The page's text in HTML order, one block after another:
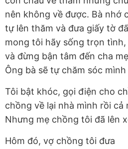
nên không về được. Bà nhớ
tự lên thăm và đưa giấy tờ
mong tôi hãy sống trọn
và đừng bận tâm đến cha
Ông bà sẽ tự chăm sóc
Tôi bật khóc, gọi điện cho
chồng về lại nhà mình rồi cả
Nhưng mẹ chồng tôi đã lên
Hôm đó, vợ chồng tôi đưa